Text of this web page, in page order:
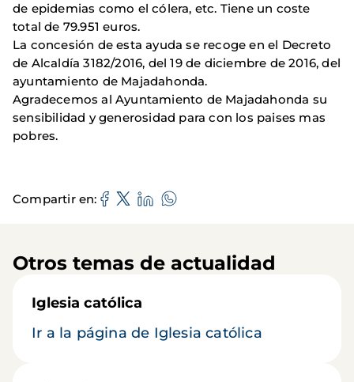
de epidemias como el cólera, etc. Tiene un coste
total de 79.951 euros.
La concesión de esta ayuda se recoge en el Decreto
de Alcaldía 3182/2016, del 19 de diciembre de 2016, del
ayuntamiento de Majadahonda.
Agradecemos al Ayuntamiento de Majadahonda su
sensibilidad y generosidad para con los paises mas
pobres.
Compartir en
Otros temas de actualidad
Iglesia católica
Ir a la página de Iglesia católica